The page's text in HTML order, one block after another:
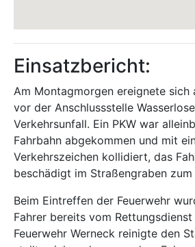
Einsatzbericht:
Am Montagmorgen ereignete sich
vor der Anschlussstelle
Verkehrsunfall. Ein PKW war
Fahrbahn abgekommen und mit
Verkehrszeichen kollidiert, das
beschädigt im Straßengraben zum
Beim Eintreffen der Feuerwehr
Fahrer bereits vom
Feuerwehr Werneck reinigte den